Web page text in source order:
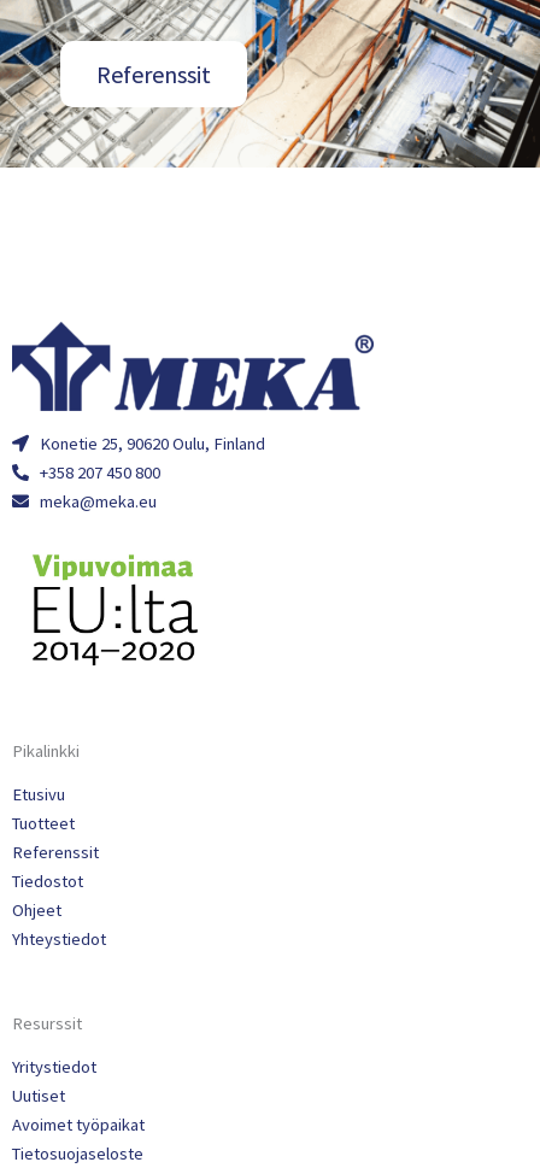
Referenssit
Konetie 25, 90620 Oulu, Finland
+358 207 450 800
meka@meka.eu
Pikalinkki
Etusivu
Tuotteet
Referenssit
Tiedostot
Ohjeet
Yhteystiedot
Resurssit
Yritystiedot
Uutiset
Avoimet työpaikat
Tietosuojaseloste